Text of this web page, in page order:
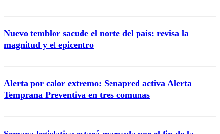
Nuevo temblor sacude el norte del país: revisa la
magnitud y el epicentro
Alerta por calor extremo: Senapred activa Alerta
Temprana Preventiva en tres comunas